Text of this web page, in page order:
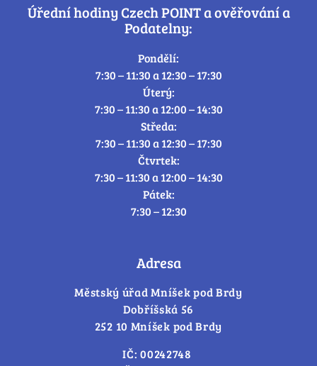
Úřední hodiny Czech POINT a ověřování a
Podatelny:
Pondělí:
7:30 – 11:30 a 12:30 – 17:30
Úterý:
7:30 – 11:30 a 12:00 – 14:30
Středa:
7:30 – 11:30 a 12:30 – 17:30
Čtvrtek:
7:30 – 11:30 a 12:00 – 14:30
Pátek:
7:30 – 12:30
Adresa
Městský úřad Mníšek pod Brdy
Dobříšská 56
252 10 Mníšek pod Brdy
IČ: 00242748